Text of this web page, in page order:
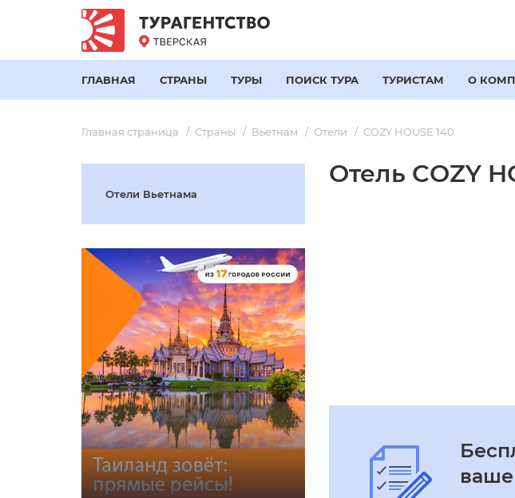
ГЛАВНАЯ СТРАНЫ ТУРЫ ПОИСК ТУРА ТУРИСТАМ О
Главная страница Страны Вьетнам Отели COZY HOUSE 140
Отели Вьетнама
Отель COZY